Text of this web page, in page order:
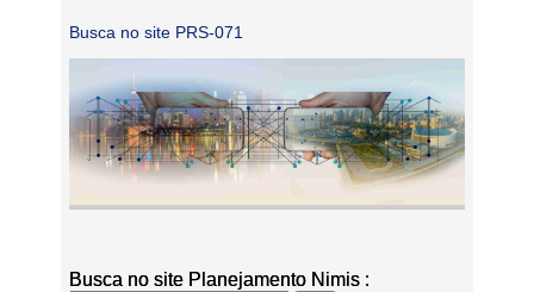
Busca no site PRS-071
Busca no site Planejamento Nimis :